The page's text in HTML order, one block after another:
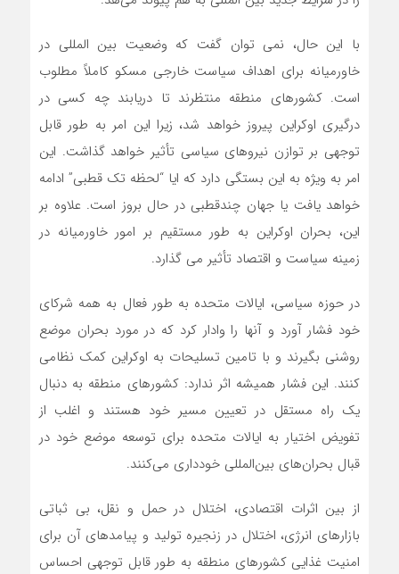
با این حال، نمی توان گفت که وضعیت بین المللی در
خاورمیانه برای اهداف سیاست خارجی مسکو کاملاً مطلوب
است. کشورهای منطقه منتظرند تا دریابند چه کسی در
درگیری اوکراین پیروز خواهد شد، زیرا این امر به طور قابل
توجهی بر توازن نیروهای سیاسی تأثیر خواهد گذاشت. این
امر به ویژه به این بستگی دارد که ایا “لحظه تک قطبی” ادامه
خواهد یافت یا جهان چندقطبی در حال بروز است. علاوه بر‌‌‌
این، بحران اوکراین به طور مستقیم بر امور خاورمیانه در
زمینه سیاست و اقتصاد تأثیر می گذارد.
در حوزه سیاسی، ایالات متحده به طور فعال به همه شرکای
خود فشار آورد و آنها را وادار کرد که در مورد بحران موضع
روشنی بگیرند و با تامین تسلیحات به اوکراین کمک نظامی
کنند. این فشار همیشه اثر ندارد: کشورهای منطقه به دنبال
یک راه مستقل در تعیین مسیر خود هستند و اغلب از
تفویض اختیار به ایالات متحده برای توسعه موضع خود در
قبال بحران‌های بین‌المللی خودداری می‌کنند.
از بین اثرات اقتصادی، اختلال در حمل و نقل، بی ثباتی
بازارهای انرژی، اختلال در زنجیره تولید و پیامدهای آن برای
امنیت غذایی کشورهای منطقه به طور قابل توجهی احساس